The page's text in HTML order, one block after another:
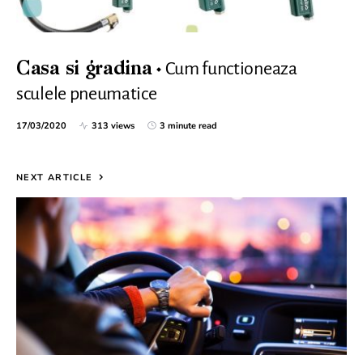
Casa si gradina
Cum functioneaza
sculele pneumatice
17/03/2020 313 views 3 minute read
NEXT ARTICLE